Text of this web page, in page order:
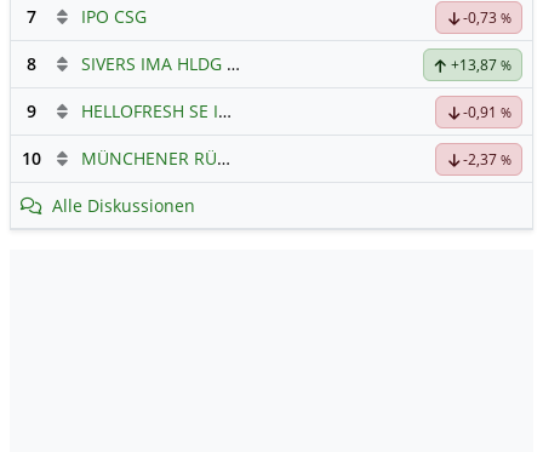
7 IPO CSG -0,73 %
8 SIVERS IMA HLDG Hauptdiskussion +13,87 %
9 HELLOFRESH SE INH O.N. -0,91 %
10 MÜNCHENER RÜCK -2,37 %
Alle Diskussionen